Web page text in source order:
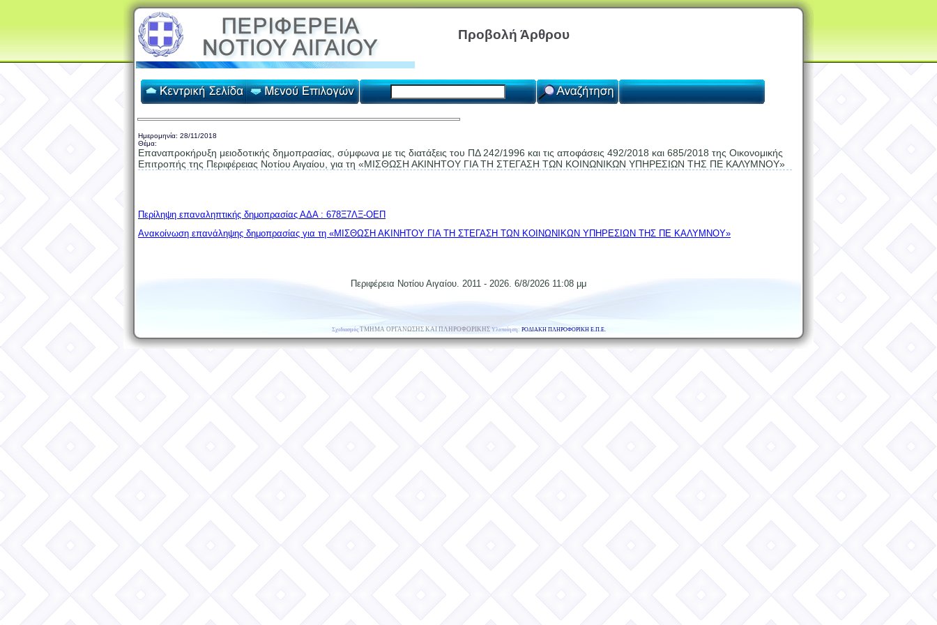
Προβολή Άρθρου
Ημερομηνία: 28/11/2018
Θέμα:
Επαναπροκήρυξη μειοδοτικής δημοπρασίας, σύμφωνα με τις διατάξεις του ΠΔ 242/1996 και τις αποφάσεις 492/2018 και 685/2018 της Οικονομικής
Επιτροπής της Περιφέρειας Νοτίου Αιγαίου, για τη «ΜΙΣΘΩΣΗ ΑΚΙΝΗΤΟΥ ΓΙΑ ΤΗ ΣΤΕΓΑΣΗ ΤΩΝ ΚΟΙΝΩΝΙΚΩΝ ΥΠΗΡΕΣΙΩΝ ΤΗΣ ΠΕ ΚΑΛΥΜΝΟΥ»
Περίληψη επαναληπτικής δημοπρασίας ΑΔΑ : 678Ξ7ΛΞ-ΟΕΠ
Ανακοίνωση επανάληψης δημοπρασίας για τη «ΜΙΣΘΩΣΗ ΑΚΙΝΗΤΟΥ ΓΙΑ ΤΗ ΣΤΕΓΑΣΗ ΤΩΝ ΚΟΙΝΩΝΙΚΩΝ ΥΠΗΡΕΣΙΩΝ ΤΗΣ ΠΕ ΚΑΛΥΜΝΟΥ»
Περιφέρεια Νοτίου Αιγαίου. 2011 - 2026. 6/8/2026 11:08 μμ
ΣχεδιασμόςΤΜΗΜΑ ΟΡΓΑΝΩΣΗΣ ΚΑΙ ΠΛΗΡΟΦΟΡΙΚΗΣ Yλοποίηση: ΡΟΔΙΑΚΗ ΠΛΗΡΟΦΟΡΙΚΗ Ε.Π.Ε.